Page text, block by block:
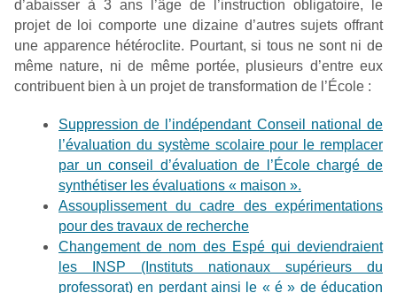
d’abaisser à 3 ans l’âge de l’instruction obligatoire, le
projet de loi comporte une dizaine d’autres sujets offrant
une apparence hétéroclite. Pourtant, si tous ne sont ni de
même nature, ni de même portée, plusieurs d’entre eux
contribuent bien à un projet de transformation de l’École :
Suppression de l’indépendant Conseil national de
l’évaluation du système scolaire pour le remplacer
par un conseil d’évaluation de l’École chargé de
synthétiser les évaluations « maison ».
Assouplissement du cadre des expérimentations
pour des travaux de recherche
Changement de nom des Espé qui deviendraient
les INSP (Instituts nationaux supérieurs du
professorat) en perdant ainsi le « é » de éducation